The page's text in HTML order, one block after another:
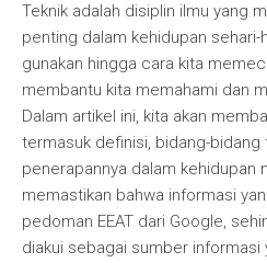
Teknik adalah disiplin ilmu yang
penting dalam kehidupan sehari-
gunakan hingga cara kita
membantu kita memahami dan
Dalam artikel ini, kita akan
termasuk definisi, bidang-bidang
penerapannya dalam kehidupan
memastikan bahwa informasi
pedoman EEAT dari Google,
diakui sebagai sumber informasi